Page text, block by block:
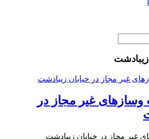
غیر مجاز در
غیر مجاز در خیابان زیبادشت